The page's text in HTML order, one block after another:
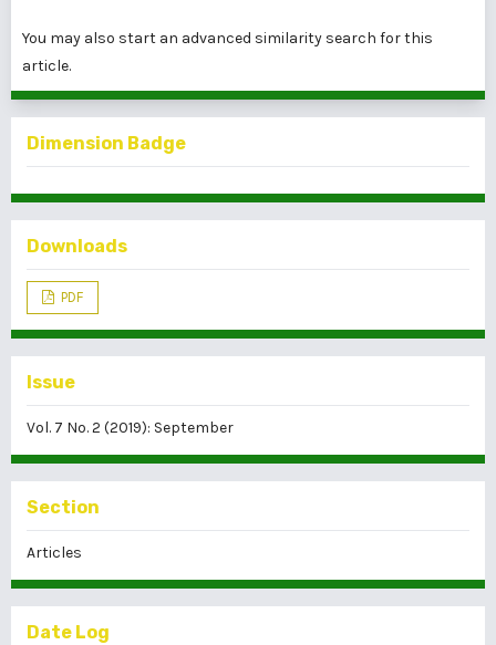
You may also start an advanced similarity search for this
article.
Dimension Badge
Downloads
PDF
Issue
Vol. 7 No. 2 (2019): September
Section
Articles
Date Log